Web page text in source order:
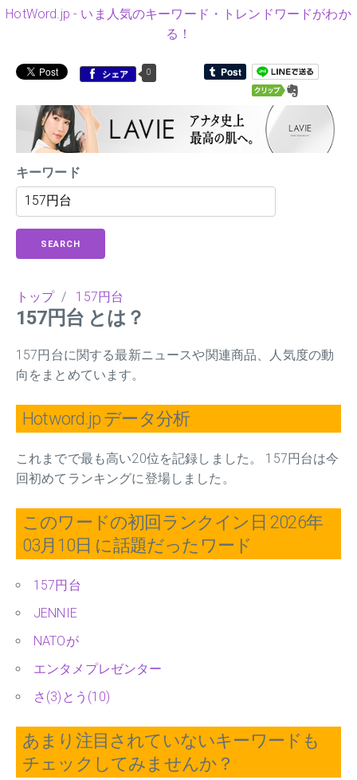
HotWord.jp - いま人気のキーワード・トレンドワードがわか
る！
シェア 0
キーワード
SEARCH
トップ/ 157円台
157円台 とは？
157円台に関する最新ニュースや関連商品、人気度の動
向をまとめています。
Hotword.jp データ分析
これまでで最も高い20位を記録しました。 157円台は今
回初めてランキングに登場しました。
このワードの初回ランクイン日 2026年
03月10日 に話題だったワード
157円台
JENNIE
NATOが
エンタメプレゼンター
さ(3)とう(10)
あまり注目されていないキーワードも
チェックしてみませんか？